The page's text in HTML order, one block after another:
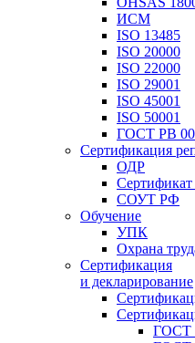
ИСМ
ISO 13485
ISO 20000
ISO 22000
ISO 29001
ISO 45001
ISO 50001
ГОСТ РВ
Сертификация
ОДР
СОУТ РФ
Обучение
УПК
Охрана
Сертификация
и декларирование
ГОСТ